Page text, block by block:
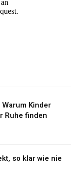
Kinder
Ruhe finden
so klar wie nie